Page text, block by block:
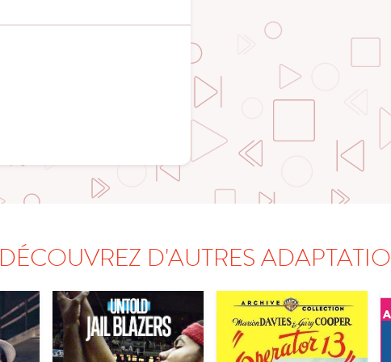
DÉCOUVREZ D'AUTRES